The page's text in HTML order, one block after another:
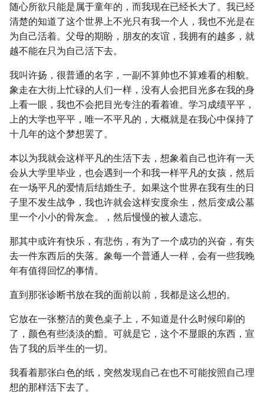
随心所欲只能是属于童年的，而我现在已经长大了。我已经
清楚的知道了这个世界上不光只有我一个人，我也不光是在
为自己活着。父母的期盼，朋友的友谊，我拥有的越多，就
越不能在只为自己活下去。
我叫许扬，很普通的名字，一副不算帅也不算难看的相貌。
象走在大街上忙碌的人们一样，没有人会把目光多在我的身
上看一眼，我也不会把目光专注的看着谁。学习成绩平平，
上的大学也平平，唯一不平凡的，大概就是在我心中保持了
十几年的这个梦想罢了。
本以为我就会这样平凡的生活下去，想象着自己也许有一天
会从大学里毕业，也会遇到一个和我一样平凡的女孩，然后
在一场平凡的爱情后结婚生子。如果这个世界在我有生的日
子里不发生战争，我也许就会这样安度余生，然后变成公墓
里一个小小的骨灰盒。，然后慢慢的被人遗忘。
那其中或许有快乐，有悲伤，有为了一个成功的兴奋，有失
去一件东西后的失落。象每一个普通人一样，会有一些我晚
年有值得回忆的事情。
直到那张诊断书放在我的面前以前，我都是这么想的。
它放在一张整洁的黄色桌子上，不知道是什么时候印刷的
了，颜色有些淡淡的黯。可就是它，这个不显眼的东西，宣
告了我的后半生的一切。
我看着那张白色的纸，突然发现自己在也不可能按照自己理
想的那样活下去了。